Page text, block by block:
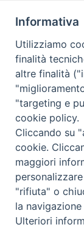
Mar. / Mer. /
nei mesi
Informativa
Utilizziamo
finalità
altre finalità
"targeting e
cookie policy.
Cliccando su
cookie.
maggiori
"rifiuta" o
la
Ulteriori